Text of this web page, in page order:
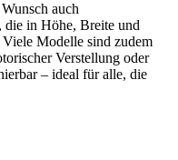
auch
, die in Höhe, Breite und
Modelle sind zudem
Verstellung oder
– ideal für alle, die